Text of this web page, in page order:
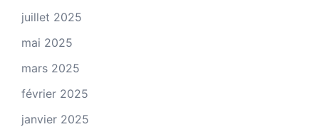
juillet 2025
mai 2025
mars 2025
février 2025
janvier 2025